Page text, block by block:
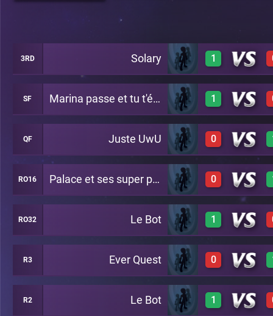
3RD Solary 1
1 A18
SF Marina passe et tu t'écartes 1
1 A19
QF Juste UwU 0
0 A23
RO16 Palace et ses super potes 0
0 A27
RO32 Le Bot 1
1 A20
R3 Ever Quest 0
0 A24
R2 Le Bot 1